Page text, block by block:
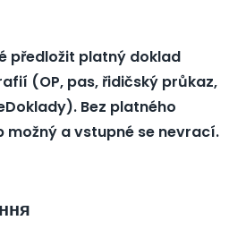
předložit platný doklad
(OP, pas, řidičský průkaz,
Bez platného
možný a vstupné se nevrací.